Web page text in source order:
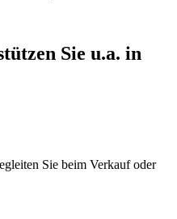
Sie u.a. in
Sie beim Verkauf oder